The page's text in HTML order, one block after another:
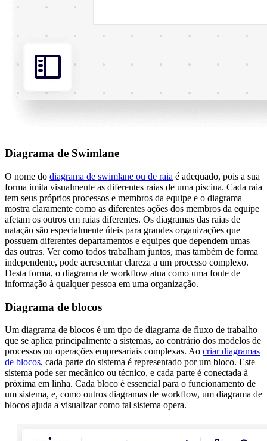
Diagrama de Swimlane
O nome do diagrama de swimlane ou de raia é adequado, pois a sua
forma imita visualmente as diferentes raias de uma piscina. Cada raia
tem seus próprios processos e membros da equipe e o diagrama
mostra claramente como as diferentes ações dos membros da equipe
afetam os outros em raias diferentes. Os diagramas das raias de
natação são especialmente úteis para grandes organizações que
possuem diferentes departamentos e equipes que dependem umas
das outras. Ver como todos trabalham juntos, mas também de forma
independente, pode acrescentar clareza a um processo complexo.
Desta forma, o diagrama de workflow atua como uma fonte de
informação à qualquer pessoa em uma organização.
Diagrama de blocos
Um diagrama de blocos é um tipo de diagrama de fluxo de trabalho
que se aplica principalmente a sistemas, ao contrário dos modelos de
processos ou operações empresariais complexas. Ao criar diagramas
de blocos, cada parte do sistema é representado por um bloco. Este
sistema pode ser mecânico ou técnico, e cada parte é conectada à
próxima em linha. Cada bloco é essencial para o funcionamento de
um sistema, e, como outros diagramas de workflow, um diagrama de
blocos ajuda a visualizar como tal sistema opera.